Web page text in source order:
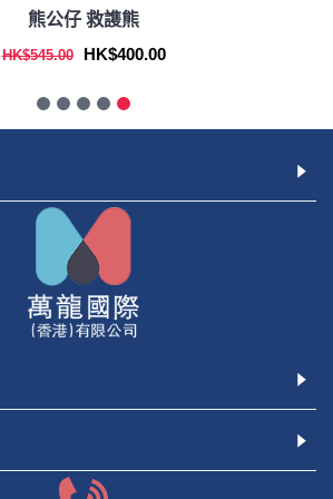
熊公仔 救謢熊
HK$545.00 HK$400.00